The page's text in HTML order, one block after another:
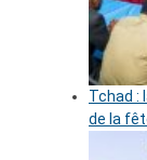
Tchad :
de la